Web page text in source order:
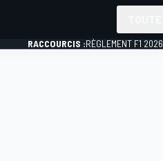
RACCOURCIS :RÈGLEMENT F1 2026